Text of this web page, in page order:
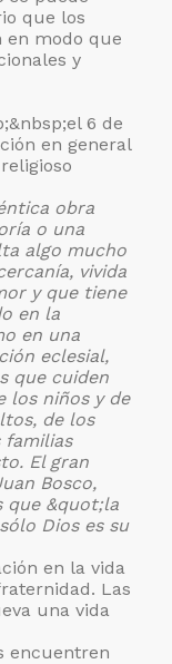
que los
en modo que
y
6 de
en general
obra
o una
algo mucho
vivida
y que tiene
en la
en una
eclesial,
que cuiden
los niños y de
de los
familias
El gran
Bosco,
que &quot;la
Dios es su
en la vida
Las
una vida
encuentren